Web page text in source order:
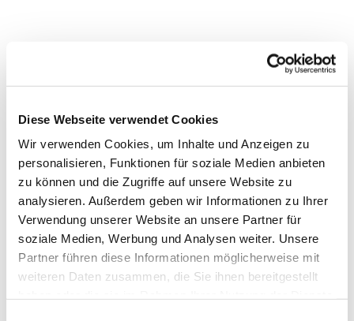
Diese Webseite verwendet Cookies
Wir verwenden Cookies, um Inhalte und Anzeigen zu
personalisieren, Funktionen für soziale Medien anbieten
zu können und die Zugriffe auf unsere Website zu
analysieren. Außerdem geben wir Informationen zu Ihrer
Verwendung unserer Website an unsere Partner für
soziale Medien, Werbung und Analysen weiter. Unsere
Partner führen diese Informationen möglicherweise mit
weiteren Daten zusammen, die Sie ihnen bereitgestellt